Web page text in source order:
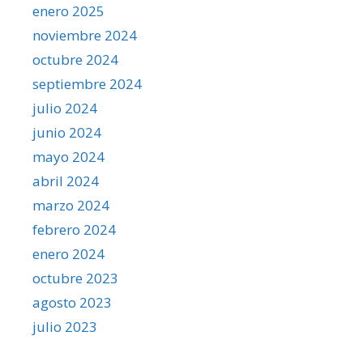
enero 2025
noviembre 2024
octubre 2024
septiembre 2024
julio 2024
junio 2024
mayo 2024
abril 2024
marzo 2024
febrero 2024
enero 2024
octubre 2023
agosto 2023
julio 2023